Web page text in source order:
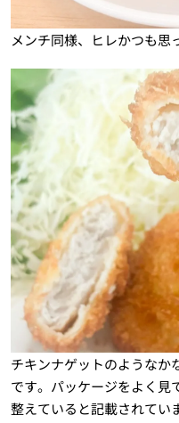
メンチ同様、ヒレかつも思
チキンナゲットのようなか
です。パッケージをよく見
整えていると記載されてい